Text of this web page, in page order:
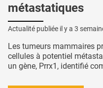
métastatiques
Actualité publiée il y a 3
Les tumeurs mammaires
cellules à potentiel
un gène, Prrx1, identifié